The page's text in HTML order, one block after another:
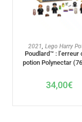
AJOUTER AU PANIER
2021, Lego Harry
Poudlard™ : l’erreur
potion Polynectar
34,00€